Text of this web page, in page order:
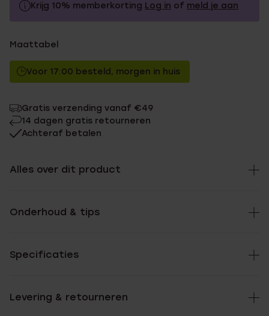
Krijg 10% memberkorting Log in of meld je aan
Zonder memberkorting
Maattabel
Voor 17:00 besteld, morgen in huis
Gratis verzending vanaf €49
14 dagen gratis retourneren
Achteraf betalen
Alles over dit product
Onderhoud & tips
Specificaties
Levering & retourneren